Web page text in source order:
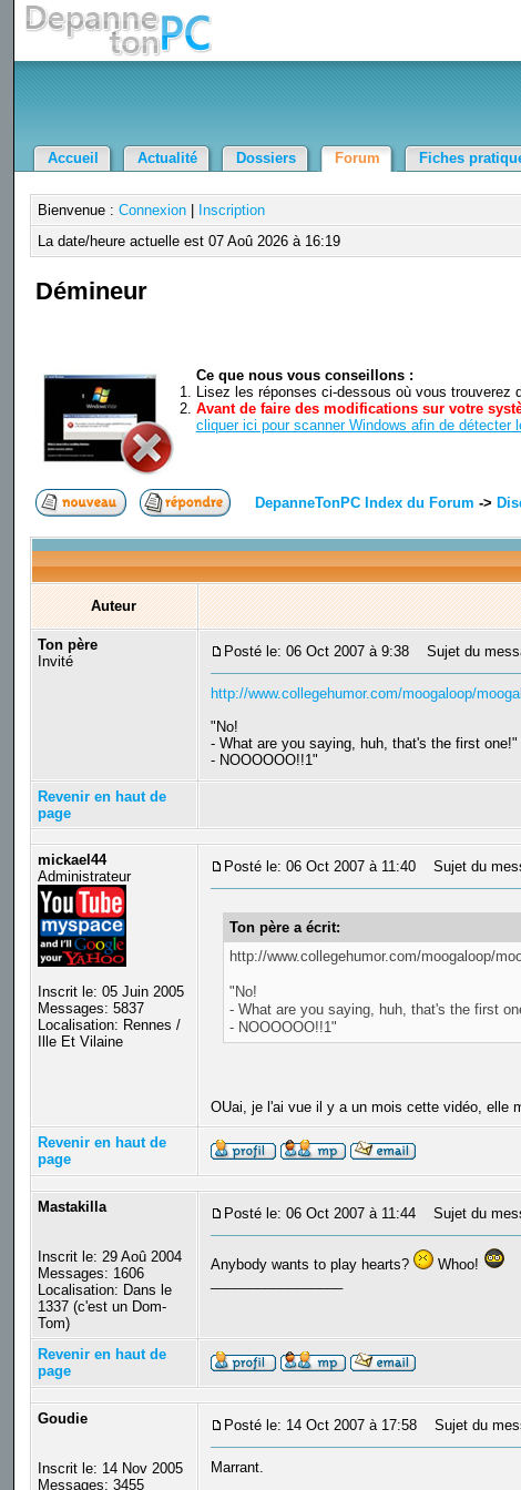
Accueil Actualité Dossiers Forum Fiches
Bienvenue : Connexion|
Inscription
La date/heure actuelle est 07 Aoû 2026 à 16:19
Démineur
Ce que nous vous conseillons :
Lisez les réponses ci-dessous où vous
Avant de faire des modifications sur votre
cliquer ici pour scanner Windows afin de détecter
DepanneTonPC Index du Forum ->
Auteur
Ton père
Invité
Posté le: 06 Oct 2007 à 9:38 Sujet du
http://www.collegehumor.com/moogaloop/
"No!
- What are you saying, huh, that's the first one!"
- NOOOOOO!!1"
Revenir en haut de
page
mickael44
Administrateur
Inscrit le: 05 Juin 2005
Messages: 5837
Localisation: Rennes /
Ille Et Vilaine
Posté le: 06 Oct 2007 à 11:40 Sujet du
Ton père a écrit:
http://www.collegehumor.com/moogaloop/
"No!
- What are you saying, huh, that's the first
- NOOOOOO!!1"
OUai, je l'ai vue il y a un mois cette vidéo, elle
Revenir en haut de
page
Mastakilla
Inscrit le: 29 Aoû 2004
Messages: 1606
Localisation: Dans le
1337 (c'est un Dom-
Tom)
Posté le: 06 Oct 2007 à 11:44 Sujet du
Anybody wants to play hearts?
Whoo!
Revenir en haut de
page
Goudie
Inscrit le: 14 Nov 2005
Messages: 3455
Posté le: 14 Oct 2007 à 17:58 Sujet du
Marrant.